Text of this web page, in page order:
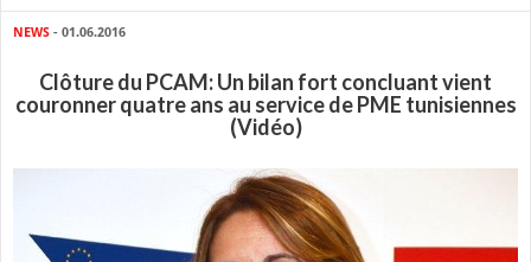
NEWS - 01.06.2016
Clôture du PCAM: Un bilan fort concluant vient
couronner quatre ans au service de PME tunisiennes
(Vidéo)